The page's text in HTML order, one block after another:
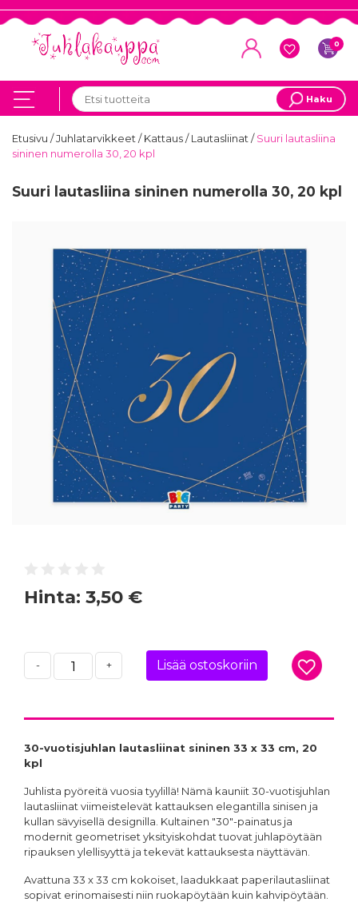
0
Haku
Etusivu /Juhlatarvikkeet/Kattaus/Lautasliinat/Suuri lautasliina
sininen numerolla 30, 20 kpl
Suuri lautasliina sininen numerolla 30, 20 kpl
Hinta: 3,50 €
- + Lisää ostoskoriin
30-vuotisjuhlan lautasliinat sininen 33 x 33 cm, 20
kpl
Juhlista pyöreitä vuosia tyylillä! Nämä kauniit 30-vuotisjuhlan
lautasliinat viimeistelevät kattauksen elegantilla sinisen ja
kullan sävyisellä designilla. Kultainen "30"-painatus ja
modernit geometriset yksityiskohdat tuovat juhlapöytään
ripauksen ylellisyyttä ja tekevät kattauksesta näyttävän.
Avattuna 33 x 33 cm kokoiset, laadukkaat paperilautasliinat
sopivat erinomaisesti niin ruokapöytään kuin kahvipöytään.